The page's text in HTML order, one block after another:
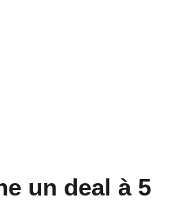
un deal à 5